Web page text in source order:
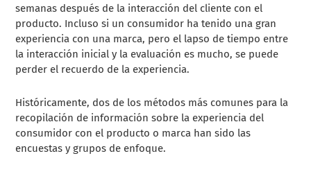
semanas después de la interacción del cliente con el
producto. Incluso si un consumidor ha tenido una gran
experiencia con una marca, pero el lapso de tiempo entre
la interacción inicial y la evaluación es mucho, se puede
perder el recuerdo de la experiencia.
Históricamente, dos de los métodos más comunes para la
recopilación de información sobre la experiencia del
consumidor con el producto o marca han sido las
encuestas y grupos de enfoque.